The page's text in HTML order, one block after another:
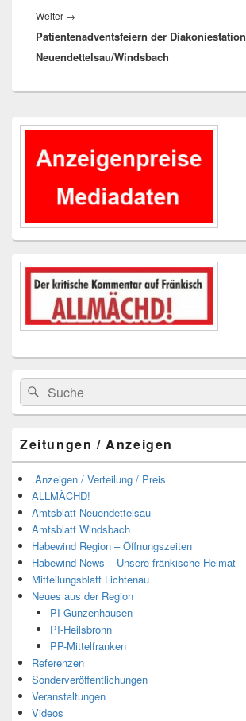
Weiter →
Beitrag:
Patientenadventsfeiern der Diakoniestation
Neuendettelsau/Windsbach
Primärer
Widgetbereich
Suchen
nach:
Suchen
Zeitungen / Anzeigen
.Anzeigen / Verteilung / Preis
ALLMÄCHD!
Amtsblatt Neuendettelsau
Amtsblatt Windsbach
Habewind Region – Öffnungszeiten
Habewind-News – Unsere fränkische Heimat
Mitteilungsblatt Lichtenau
Neues aus der Region
PI-Gunzenhausen
PI-Heilsbronn
PP-Mittelfranken
Referenzen
Sonderveröffentlichungen
Veranstaltungen
Videos